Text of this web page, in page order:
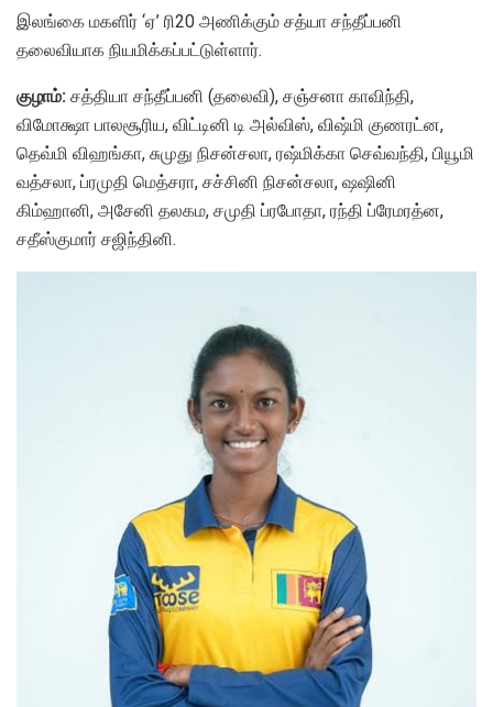
இலங்கை மகளிர் ‘ஏ’ ரி20 அணிக்கும் சத்யா சந்தீப்பனி
தலைவியாக நியமிக்கப்பட்டுள்ளார்.
குழாம்: சத்தியா சந்தீப்பனி (தலைவி), சஞ்சனா காவிந்தி,
விமோக்ஷா பாலசூரிய, விட்டினி டி அல்விஸ், விஷ்மி குணரட்ன,
தெவ்மி விஹங்கா, சுமுது நிசன்சலா, ரஷ்மிக்கா செவ்வந்தி, பியூமி
வத்சலா, ப்ரமுதி மெத்சரா, சச்சினி நிசன்சலா, ஷஷினி
கிம்ஹானி, அசேனி தலகம, சமுதி ப்ரபோதா, ரந்தி ப்ரேமரத்ன,
சதீஸ்குமார் சஜிந்தினி.